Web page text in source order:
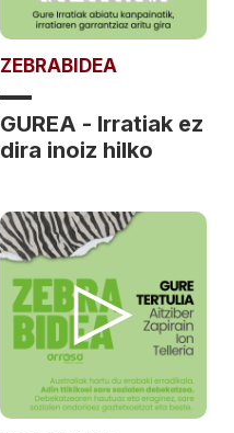
ZEBRABIDEA
GUREA - Irratiak ez
dira inoiz hilko